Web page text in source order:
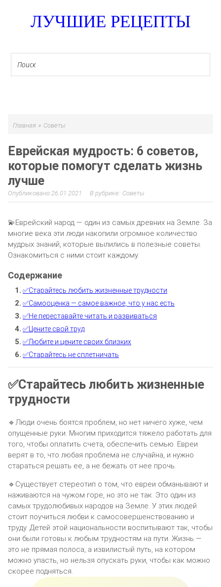
ЛУЧШИЕ РЕЦЕПТЫ
Главная » Советы
Еврейская мудрость: 6 советов,
которые помогут сделать жизнь
лучше
26.01.2021 Советы
💫Еврейский народ — один из самых древних на Земле. За
многие века эти люди накопили огромное количество
мудрых знаний, которые вылились в полезные советы.
Ознакомиться с ними стоит каждому.
✅Старайтесь любить жизненные трудности
✅Самооценка — самое важное, что у нас есть
✅Не переставайте читать и развиваться
✅Цените свой труд
✅Любите и цените своих близких
✅Старайтесь не сплетничать
✅Старайтесь любить жизненные
трудности
🔹Люди очень боятся проблем, но нет ничего хуже, чем
опущенные руки. Многим приходится тяжело работать для
того, чтобы оплатить счета, обеспечить семью. Евреи
верят в то, что любая проблема не случайна, и нужно
стараться решать ее, а не бежать от нее прочь.
🔹Существует стереотип о том, что евреи обманывают и
наживаются на чужом горе, но это не так. Это один из
самых трудолюбивых народов на Земле. У этих людей
стоит поучиться любви к самосовершенствованию и
труду. Детей этой национальности воспитывают так, чтобы
они были готовы к любым трудностям на пути. Жизнь —
это не прямая полоса, а извилистый путь, на котором
можно упасть, но нельзя опускать руки, чтобы как можно
скорее подняться.